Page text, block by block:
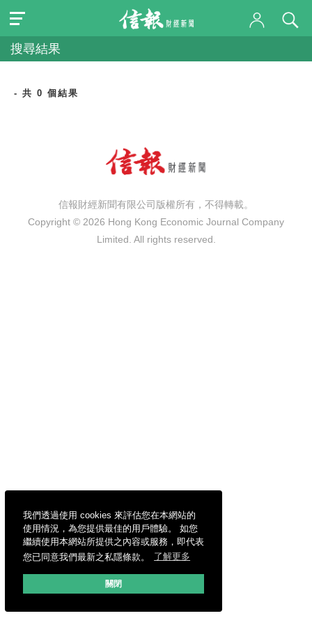
我們透過使用 cookies 來評估您在本網站的
使用情況，為您提供最佳的用戶體驗。 如您
繼續使用本網站所提供之內容或服務，即代表
您已同意我們最新之私隱條款。
了解更多
關閉
搜尋結果
- 共 0 個結果
信報財經新聞有限公司版權所有，不得轉載。
Copyright © 2026 Hong Kong Economic Journal Company
Limited. All rights reserved.